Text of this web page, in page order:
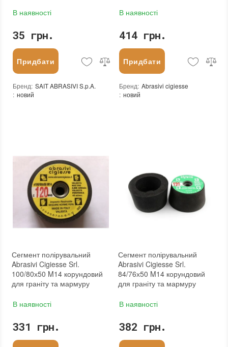
В наявності
35 грн.
Придбати
Бренд: SAIT ABRASIVI S.p.A.
: новий
В наявності
414 грн.
Придбати
Бренд: Abrasivi cigiesse
: новий
Сегмент полірувальний
Abrasivi Cigiesse Srl.
100/80х50 M14 корундовий
для граніту та мармуру
В наявності
331 грн.
Сегмент полірувальний
Abrasivi Cigiesse Srl.
84/76х50 M14 корундовий
для граніту та мармуру
В наявності
382 грн.